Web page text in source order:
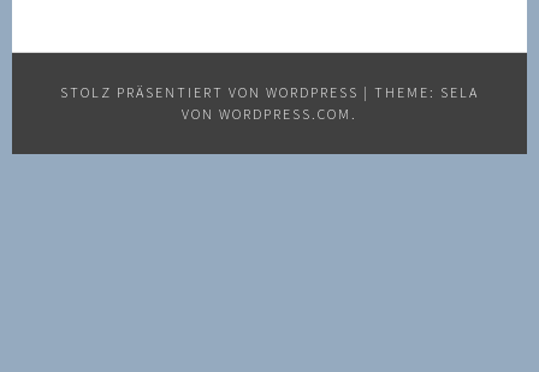
STOLZ PRÄSENTIERT VON WORDPRESS | THEME: SELA
VON WORDPRESS.COM